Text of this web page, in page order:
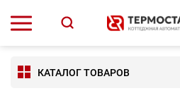
КАТАЛОГ ТОВАРОВ